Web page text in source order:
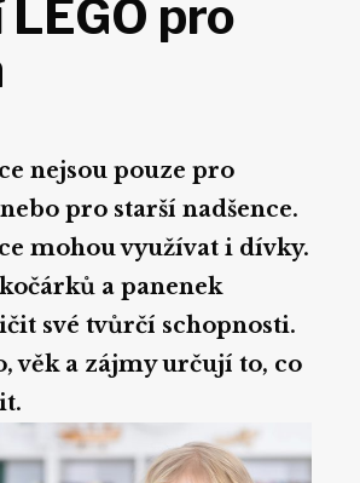
pro
nejsou pouze pro
pro starší nadšence.
mohou využívat i dívky.
a panenek
své tvůrčí schopnosti.
věk a zájmy určují to, co